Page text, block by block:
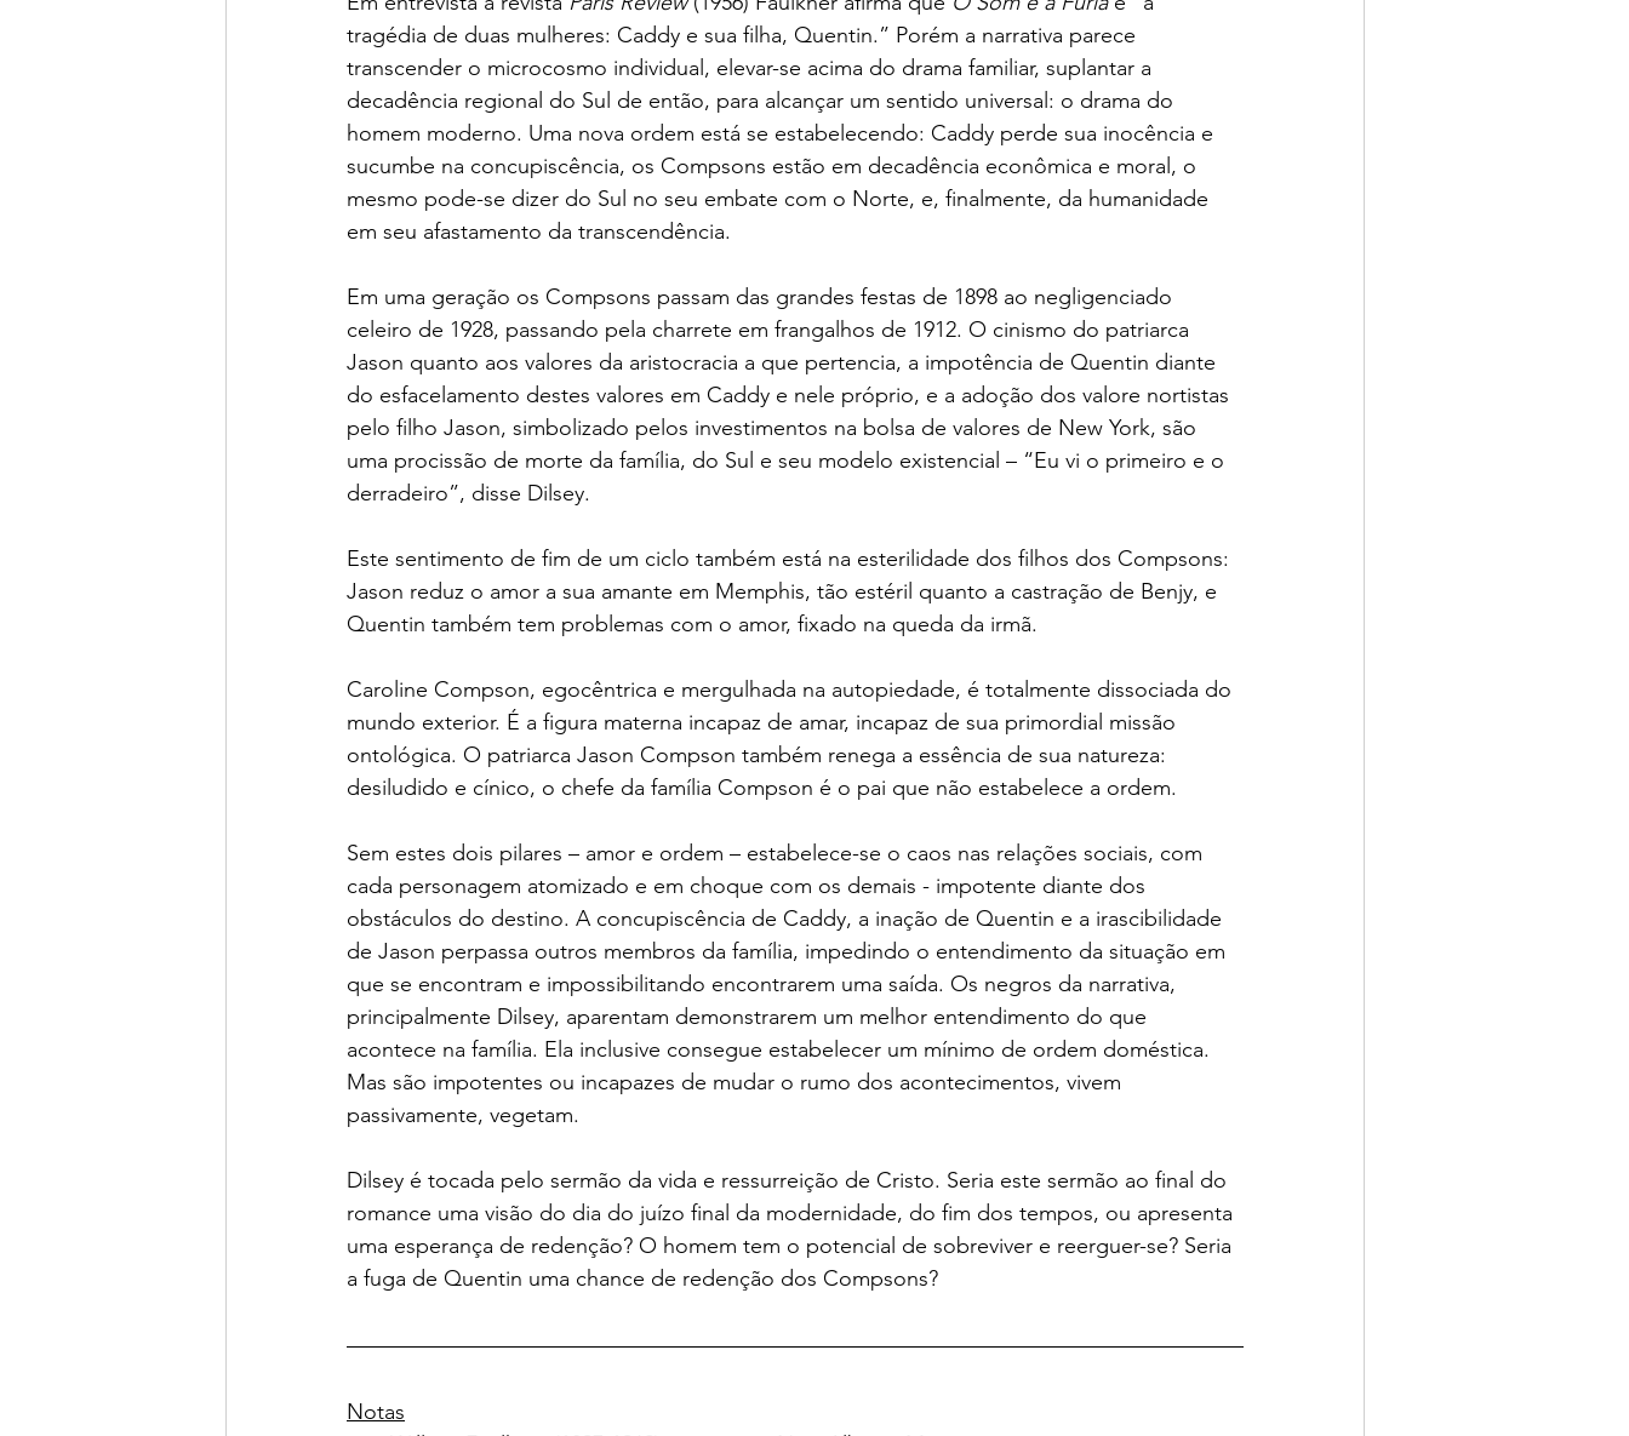
tragédia de duas mulheres: Caddy e sua filha, Quentin.” Porém a narrativa parece
transcender o microcosmo individual, elevar-se acima do drama familiar, suplantar a
decadência regional do Sul de então, para alcançar um sentido universal: o drama do
homem moderno. Uma nova ordem está se estabelecendo: Caddy perde sua inocência e
sucumbe na concupiscência, os Compsons estão em decadência econômica e moral, o
mesmo pode-se dizer do Sul no seu embate com o Norte, e, finalmente, da humanidade
em seu afastamento da transcendência.
Em uma geração os Compsons passam das grandes festas de 1898 ao negligenciado
celeiro de 1928, passando pela charrete em frangalhos de 1912. O cinismo do patriarca
Jason quanto aos valores da aristocracia a que pertencia, a impotência de Quentin diante
do esfacelamento destes valores em Caddy e nele próprio, e a adoção dos valore nortistas
pelo filho Jason, simbolizado pelos investimentos na bolsa de valores de New York, são
uma procissão de morte da família, do Sul e seu modelo existencial – “Eu vi o primeiro e o
derradeiro”, disse Dilsey.
Este sentimento de fim de um ciclo também está na esterilidade dos filhos dos Compsons:
Jason reduz o amor a sua amante em Memphis, tão estéril quanto a castração de Benjy, e
Quentin também tem problemas com o amor, fixado na queda da irmã.
Caroline Compson, egocêntrica e mergulhada na autopiedade, é totalmente dissociada do
mundo exterior. É a figura materna incapaz de amar, incapaz de sua primordial missão
ontológica. O patriarca Jason Compson também renega a essência de sua natureza:
desiludido e cínico, o chefe da família Compson é o pai que não estabelece a ordem.
Sem estes dois pilares – amor e ordem – estabelece-se o caos nas relações sociais, com
cada personagem atomizado e em choque com os demais - impotente diante dos
obstáculos do destino. A concupiscência de Caddy, a inação de Quentin e a irascibilidade
de Jason perpassa outros membros da família, impedindo o entendimento da situação em
que se encontram e impossibilitando encontrarem uma saída. Os negros da narrativa,
principalmente Dilsey, aparentam demonstrarem um melhor entendimento do que
acontece na família. Ela inclusive consegue estabelecer um mínimo de ordem doméstica.
Mas são impotentes ou incapazes de mudar o rumo dos acontecimentos, vivem
passivamente, vegetam.
Dilsey é tocada pelo sermão da vida e ressurreição de Cristo. Seria este sermão ao final do
romance uma visão do dia do juízo final da modernidade, do fim dos tempos, ou apresenta
uma esperança de redenção? O homem tem o potencial de sobreviver e reerguer-se? Seria
a fuga de Quentin uma chance de redenção dos Compsons?
Notas